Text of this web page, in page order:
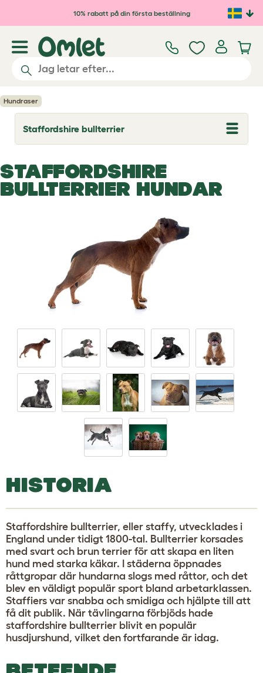
Hoppa till huvudinnehåll
10% rabatt på din första beställning
Hundraser
Staffordshire bullterrier
T
o
l
e
d
r
STAFFORDSHIRE
BULLTERRIER HUNDAR
HISTORIA
Staffordshire bullterrier, eller staffy, utvecklades i
England under tidigt 1800-tal. Bullterrier korsades
med svart och brun terrier för att skapa en liten
hund med starka käkar. I städerna öppnades
råttgropar där hundarna slogs med råttor, och det
blev en väldigt populär sport bland arbetarklassen.
Staffiers var snabba och smidiga och hjälpte till att
få dit publik. När tävlingarna förbjöds hade
staffordshire bullterrier blivit en populär
husdjurshund, vilket den fortfarande är idag.